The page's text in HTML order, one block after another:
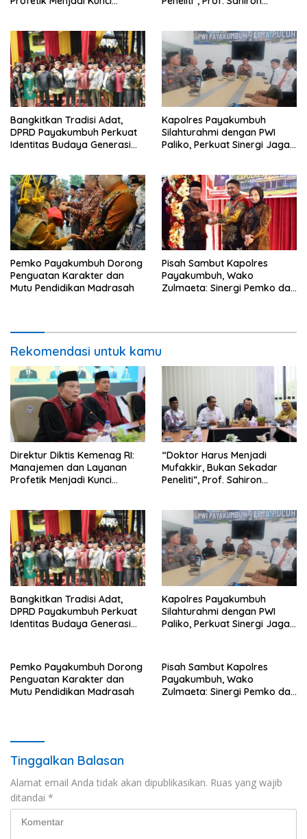
Kampus Bereputasi Global
Bangkitkan Tradisi Adat,
DPRD Payakumbuh Perkuat
Identitas Budaya Generasi
Kapolres Payakumbuh
Silahturahmi dengan PWI
Paliko, Perkuat Sinergi Jaga
Pemko Payakumbuh Dorong
Penguatan Karakter dan
Mutu Pendidikan Madrasah
Pisah Sambut Kapolres
Payakumbuh, Wako
Zulmaeta: Sinergi Pemko dan
Rekomendasi untuk kamu
Direktur Diktis Kemenag RI:
Manajemen dan Layanan
Profetik Menjadi Kunci
Kampus Bereputasi Global
“Doktor Harus Menjadi
Mufakkir, Bukan Sekadar
Peneliti”, Prof. Sahiron
Bangkitkan Tradisi Adat,
DPRD Payakumbuh Perkuat
Identitas Budaya Generasi
Kapolres Payakumbuh
Silahturahmi dengan PWI
Paliko, Perkuat Sinergi Jaga
Pemko Payakumbuh Dorong
Penguatan Karakter dan
Mutu Pendidikan Madrasah
Pisah Sambut Kapolres
Payakumbuh, Wako
Zulmaeta: Sinergi Pemko dan
Tinggalkan Balasan
Alamat email Anda tidak akan dipublikasikan. Ruas yang wajib
ditandai *